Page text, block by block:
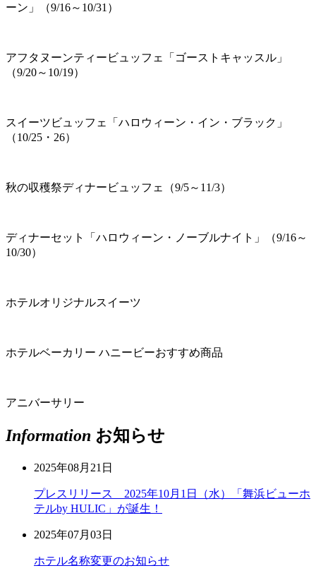
ーン」（9/16～10/31）
アフタヌーンティービュッフェ「ゴーストキャッスル」
（9/20～10/19）
スイーツビュッフェ「ハロウィーン・イン・ブラック」
（10/25・26）
秋の収穫祭ディナービュッフェ（9/5～11/3）
ディナーセット「ハロウィーン・ノーブルナイト」（9/16～
10/30）
ホテルオリジナルスイーツ
ホテルベーカリー ハニービーおすすめ商品
アニバーサリー
Information お知らせ
2025年08月21日
プレスリリース 2025年10月1日（水）「舞浜ビューホ
テルby HULIC」が誕生！
2025年07月03日
ホテル名称変更のお知らせ